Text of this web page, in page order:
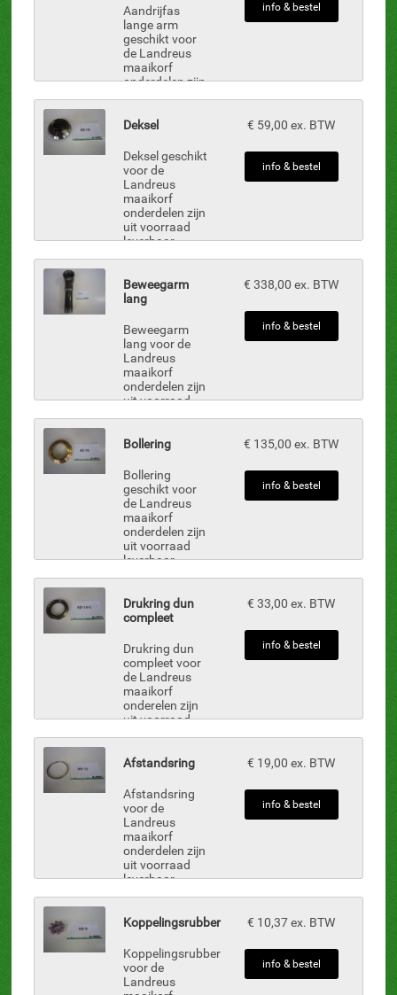
Aandrijfas
lange arm
geschikt voor
de Landreus
maaikorf
onderdelen zijn
info & bestel
Deksel
Deksel geschikt
voor de
Landreus
maaikorf
onderdelen zijn
uit voorraad
leverbaar.
€ 59,00 ex. BTW
info & bestel
Beweegarm
lang
Beweegarm
lang voor de
Landreus
maaikorf
onderdelen zijn
uit voorraad
€ 338,00 ex. BTW
info & bestel
Bollering
Bollering
geschikt voor
de Landreus
maaikorf
onderdelen zijn
uit voorraad
leverbaar.
€ 135,00 ex. BTW
info & bestel
Drukring dun
compleet
Drukring dun
compleet voor
de Landreus
maaikorf
onderelen zijn
uit voorraad
€ 33,00 ex. BTW
info & bestel
Afstandsring
Afstandsring
voor de
Landreus
maaikorf
onderdelen zijn
uit voorraad
leverbaar.
€ 19,00 ex. BTW
info & bestel
Koppelingsrubber
Koppelingsrubber
voor de
Landreus
€ 10,37 ex. BTW
info & bestel